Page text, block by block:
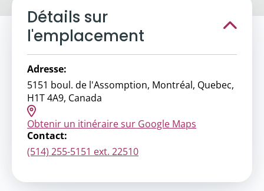
Détails sur
l'emplacement
Adresse:
5151 boul. de l'Assomption, Montréal, Quebec,
H1T 4A9, Canada
Obtenir un itinéraire sur Google Maps
Contact:
(514) 255-5151 ext. 22510